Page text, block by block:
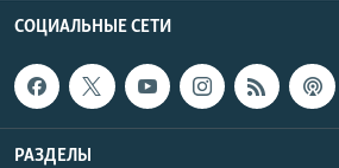
СОЦИАЛЬНЫЕ СЕТИ
РАЗДЕЛЫ